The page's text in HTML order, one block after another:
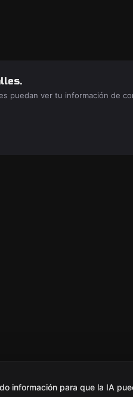
puedan ver tu información de
información para que la IA